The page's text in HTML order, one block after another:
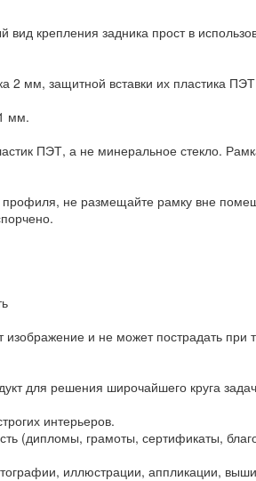
крепления задника прост в
мм, защитной вставки их пластика
мм.
ПЭТ, а не минеральное стекло.
не размещайте рамку вне
и не может пострадать при
для решения широчайшего круга
интерьеров.
грамоты, сертификаты,
иллюстрации, аппликации,